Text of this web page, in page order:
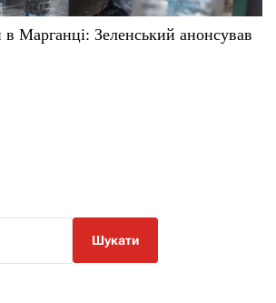
в Марганці: Зеленський анонсував